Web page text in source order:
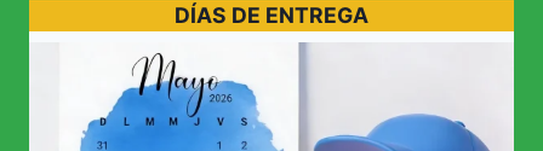
DÍAS DE ENTREGA